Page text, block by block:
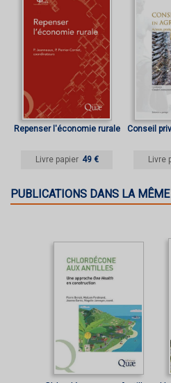
Repenser l'économie rurale
Livre papier 49 €
Conseil
Livre
PUBLICATIONS DANS LA